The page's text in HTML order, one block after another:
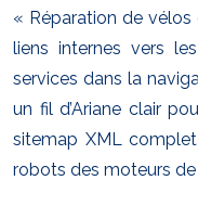
« Réparation de
liens internes vers
services dans la
un fil d’Ariane clair
sitemap XML
robots des moteurs de